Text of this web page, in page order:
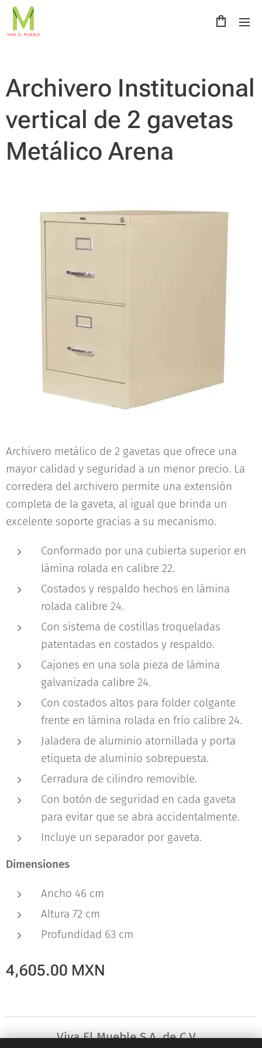
Archivero Institucional
vertical de 2 gavetas
Metálico Arena
Archivero metálico de 2 gavetas que ofrece una
mayor calidad y seguridad a un menor precio. La
corredera del archivero permite una extensión
completa de la gaveta, al igual que brinda un
excelente soporte gracias a su mecanismo.
Conformado por una cubierta superior en
lámina rolada en calibre 22.
Costados y respaldo hechos en lámina
rolada calibre 24.
Con sistema de costillas troqueladas
patentadas en costados y respaldo.
Cajones en una sola pieza de lámina
galvanizada calibre 24.
Con costados altos para folder colgante
frente en lámina rolada en frío calibre 24.
Jaladera de aluminio atornillada y porta
etiqueta de aluminio sobrepuesta.
Cerradura de cilindro removible.
Con botón de seguridad en cada gaveta
para evitar que se abra accidentalmente.
Incluye un separador por gaveta.
Dimensiones
Ancho 46 cm
Altura 72 cm
Profundidad 63 cm
4,605.00 MXN
Viva El Mueble S.A. de C.V.